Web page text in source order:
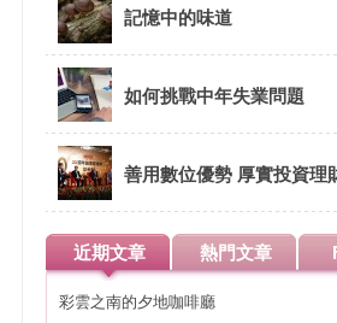
記憶中的味道
如何挑戰中年失業問題
善用數位優勢 厚實投資理
近期文章 熱門文章
彩雲之南的夕地咖啡廳